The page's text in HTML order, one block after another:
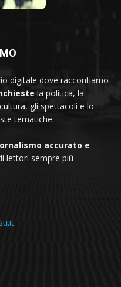
digitale dove raccontiamo
la politica, la
gli spettacoli e lo
tematiche.
accurato e
lettori sempre più